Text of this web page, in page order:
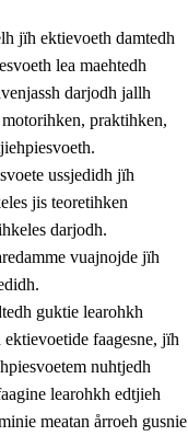
jïh ektievoeth damtedh
lea maehtedh
darjodh jallh
praktihken,
ussjedidh jïh
jis teoretihken
darjodh.
vuajnojde jïh
guktie learohkh
faagesne, jïh
nuhtjedh
learohkh edtjieh
meatan årroeh gusnie